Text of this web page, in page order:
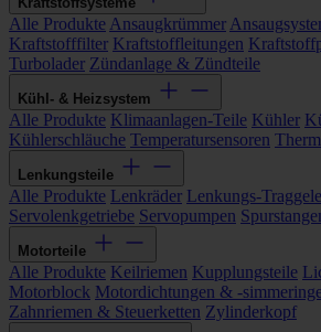
Alle Produkte Ansaugkrümmer
Kraftstofffilter Kraftstoffleitungen
Turbolader Zündanlage & Zündteile
Kühl- & Heizsystem
Alle Produkte Klimaanlagen-Teile Kühler
Kühlerschläuche Temperatursensoren
Lenkungsteile
Alle Produkte Lenkräder Lenkungs-
Servolenkgetriebe Servopumpen
Motorteile
Alle Produkte Keilriemen Kupplungsteile
Motorblock Motordichtungen & -
Zahnriemen & Steuerketten Zylinderkopf